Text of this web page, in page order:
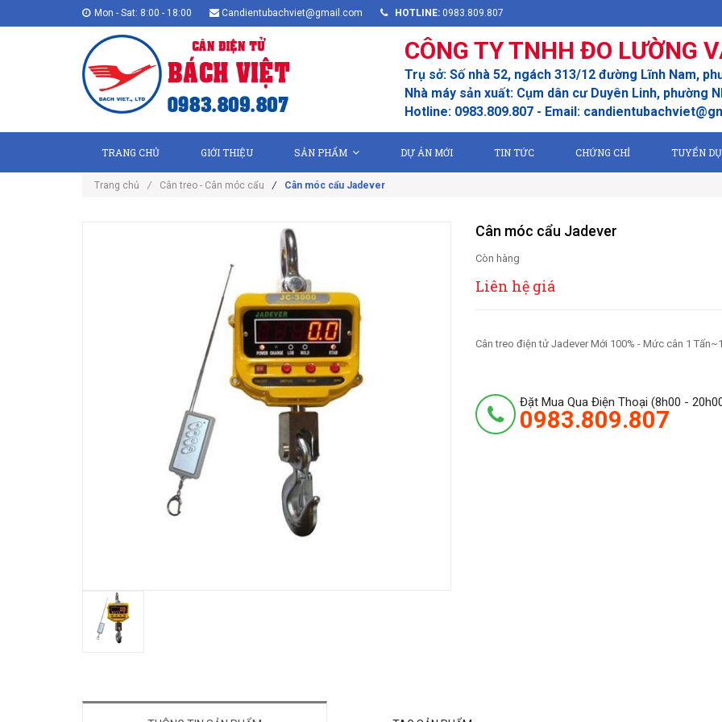
Mon - Sat: 8:00 - 18:00 Candientubachviet@gmail.com HOTLINE: 0983.809.807
CÔNG TY TNHH ĐO LƯỜNG
Trụ sở: Số nhà 52, ngách 313/12 đường Lĩnh Nam,
Nhà máy sản xuất: Cụm dân cư Duyên Linh, phường
Hotline: 0983.809.807 - Email:
TRANG CHỦ GIỚI THIỆU SẢN PHẨM DỰ ÁN MỚI TIN TỨC CHỨNG CHỈ TUYỂN
Trang chủ / Cân treo - Cân móc cẩu / Cân móc cẩu Jadever
Cân móc cẩu Jadever
Còn hàng
Liên hệ giá
Cân treo điện tử Jadever Mới 100% - Mức cân 1
Đặt Mua Qua Điện Thoại (8h00 -
0983.809.807